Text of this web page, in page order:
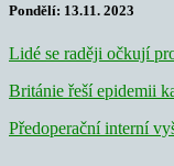
Pondělí: 13.11. 2023
Lidé se raději očkují
Británie řeší epidemii
Předoperační interní